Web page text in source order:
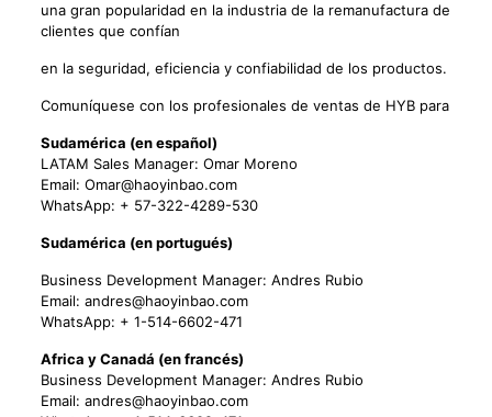
una gran popularidad en la industria de la remanufactura de
clientes que confían
en la seguridad, eficiencia y confiabilidad de los productos.
Comuníquese con los profesionales de ventas de HYB para
Sudamérica (en español)
LATAM Sales Manager: Omar Moreno
Email: Omar@haoyinbao.com
WhatsApp: + 57-322-4289-530
Sudamérica (en portugués)
Business Development Manager: Andres Rubio
Email: andres@haoyinbao.com
WhatsApp: + 1-514-6602-471
Africa y Canadá (en francés)
Business Development Manager: Andres Rubio
Email: andres@haoyinbao.com